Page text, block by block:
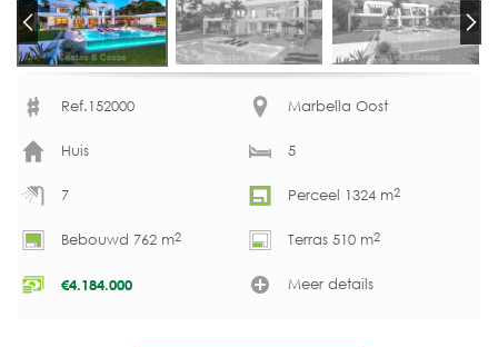
Ref.152000 Marbella Oost
Huis 5
7 Perceel 1324 m2
Bebouwd 762 m2 Terras 510 m2
€4.184.000 Meer details